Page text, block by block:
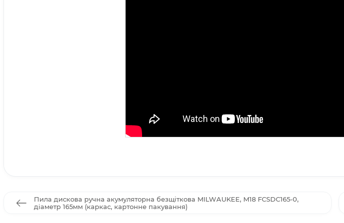
Пила дискова ручна акумуляторна безщіткова MILWAUKEE, M18 FCSDC165-0,
діаметр 165мм (каркас, картонне пакування)